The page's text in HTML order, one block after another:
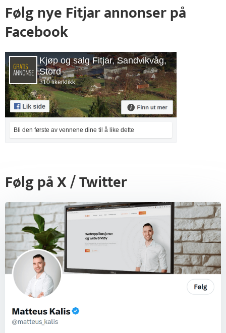
Følg nye Fitjar annonser på
Facebook
Kjøp og salg Fitjar, Sandvikvåg,
Stord
310 likerklikk
Bli den første av vennene dine til å like dette
Følg på X / Twitter